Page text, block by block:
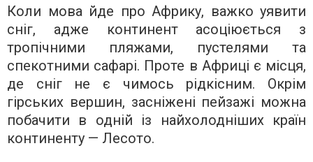
Коли мова йде про Африку, важко уявити
сніг, адже континент асоціюється з
тропічними пляжами, пустелями та
спекотними сафарі. Проте в Африці є місця,
де сніг не є чимось рідкісним. Окрім
гірських вершин, засніжені пейзажі можна
побачити в одній із найхолодніших країн
континенту — Лесото.